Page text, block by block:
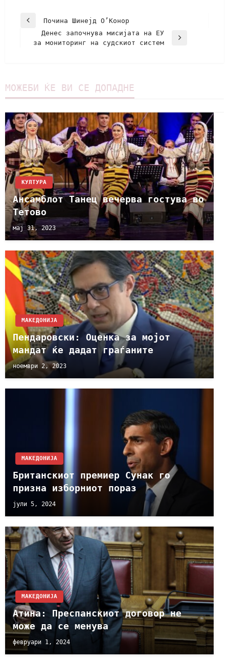
Почина Шинејд О’Конор
Денес започнува мисијата на ЕУ
за мониторинг на судскиот систем
МОЖЕБИ ЌЕ ВИ СЕ ДОПАДНЕ
КУЛТУРА
Ансамблот Танец вечерва гостува во
Тетово
мај 31, 2023
МАКЕДОНИЈА
Пендаровски: Оценка за мојот
мандат ќе дадат граѓаните
ноември 2, 2023
МАКЕДОНИЈА
Британскиот премиер Сунак го
призна изборниот пораз
јули 5, 2024
МАКЕДОНИЈА
Атина: Преспанскиот договор не
може да се менува
февруари 1, 2024